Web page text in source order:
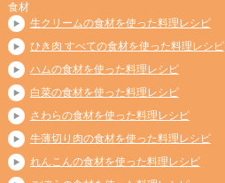
食材
生クリームの食材を使った料理レシピ
ひき肉 すべての食材を使った料理レシピ
ハムの食材を使った料理レシピ
白菜の食材を使った料理レシピ
さわらの食材を使った料理レシピ
牛薄切り肉の食材を使った料理レシピ
れんこんの食材を使った料理レシピ